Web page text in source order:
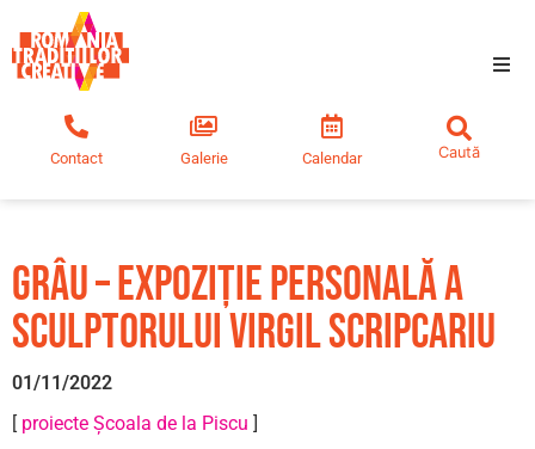
Tradiții creative
Noutăți
Contact Galerie Calendar
GRÂU – Expoziție personală a
sculptorului Virgil Scripcariu
01/11/2022
[ proiecte Școala de la Piscu ]